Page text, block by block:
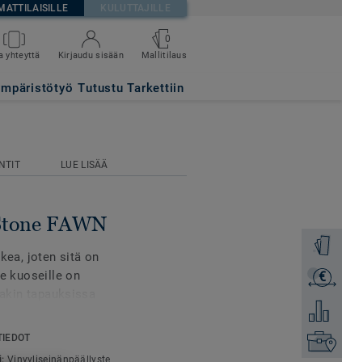
KULUTTAJILLE
yhteyttä Kirjaudu sisään
0
Mallitilaus
Tutustu Tarkettiin
Tilaa
€
Lisää
Etsi
LUE LISÄÄ
FAWN
joten sitä on
kuoseille on
ja
takia niissä
Vinyyliseinänpäällyste